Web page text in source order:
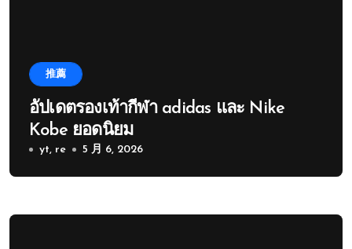
推薦
อัปเดตรองเท้ากีฬา adidas และ Nike
Kobe ยอดนิยม
yt, re 5 月 6, 2026